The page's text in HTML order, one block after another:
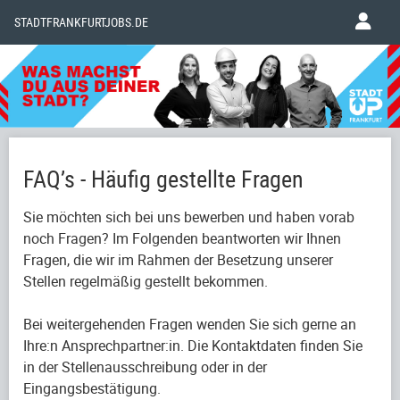
STADTFRANKFURTJOBS.DE
FAQ’s - Häufig gestellte Fragen
Sie möchten sich bei uns bewerben und haben vorab
noch Fragen? Im Folgenden beantworten wir Ihnen
Fragen, die wir im Rahmen der Besetzung unserer
Stellen regelmäßig gestellt bekommen.
Bei weitergehenden Fragen wenden Sie sich gerne an
Ihre:n Ansprechpartner:in. Die Kontaktdaten finden Sie
in der Stellenausschreibung oder in der
Eingangsbestätigung.